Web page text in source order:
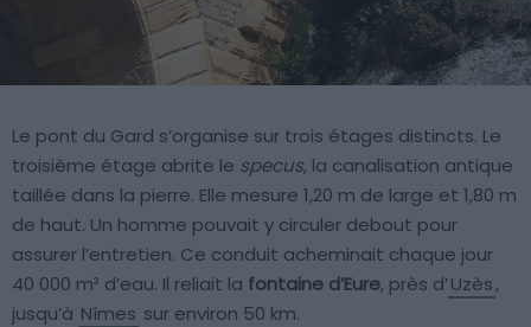
Le pont du Gard s’organise sur trois étages distincts. Le
troisième étage abrite le specus, la canalisation antique
taillée dans la pierre. Elle mesure 1,20 m de large et 1,80 m
de haut. Un homme pouvait y circuler debout pour
assurer l’entretien. Ce conduit acheminait chaque jour
40 000 m³ d’eau. Il reliait la fontaine d’Eure, près d’Uzès,
jusqu’à Nîmes sur environ 50 km.